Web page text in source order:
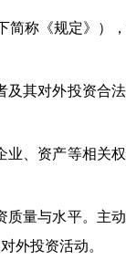
称《规定》）
及其对外投资合
业、资产等相关
质量与水平。主
外投资活动。